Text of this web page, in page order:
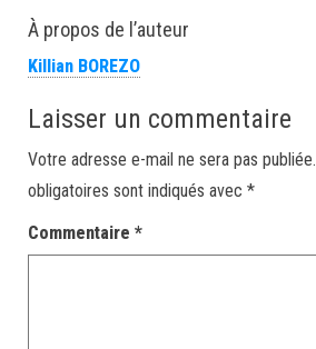
À propos de l’auteur
Killian BOREZO
Laisser un commentaire
Votre adresse e-mail ne sera pas publiée.
obligatoires sont indiqués avec *
Commentaire *